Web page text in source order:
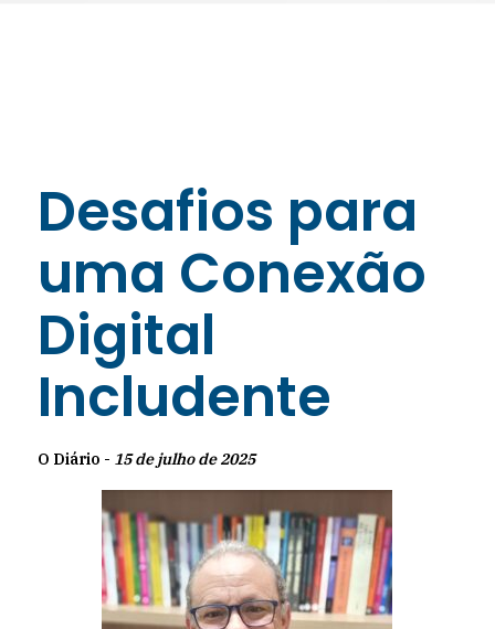
Desafios para
uma Conexão
Digital
Includente
O Diário - 15 de julho de 2025